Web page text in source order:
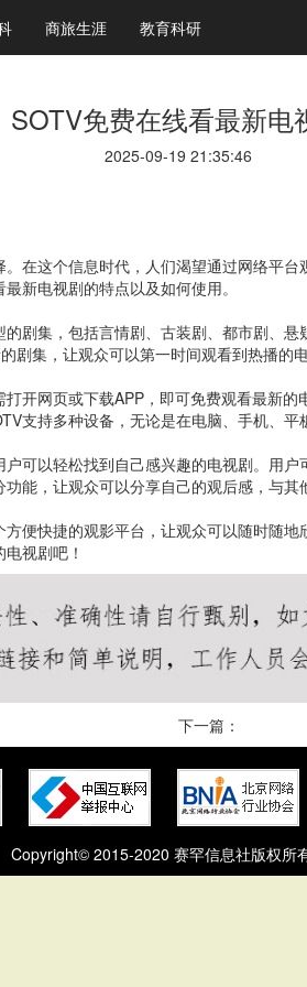
商旅生涯 教育科研
SOTV免费在线看最新电
2025-09-19 21:35:46
在这个信息时代，人们渴望通过网络平
新电视剧的特点以及如何使用。
剧集，包括言情剧、古装剧、都市剧、
集，让观众可以第一时间观看到热播的
开网页或下载APP，即可免费观看最新
支持多种设备，无论是在电脑、手机、平
可以轻松找到自己感兴趣的电视剧。用
能，让观众可以分享自己的观后感，与其
便快捷的观影平台，让观众可以随时随
视剧吧！
下一篇：
Copyright© 2015-2020 赛罕信息社版权所